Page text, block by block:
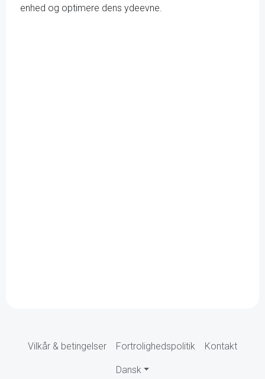
enhed og optimere dens ydeevne.
Vilkår & betingelser Fortrolighedspolitik Kontakt
Dansk